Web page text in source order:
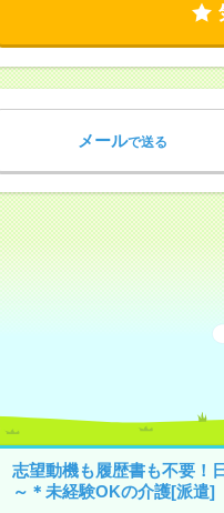
メールで送る
志望動機も履歴書も不要！
～＊未経験OKの介護[派遣]